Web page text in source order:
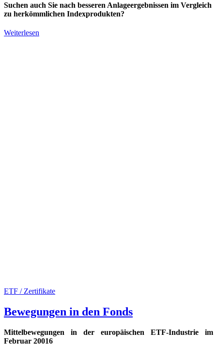
Suchen auch Sie nach besseren Anlageergebnissen im Vergleich
zu herkömmlichen Indexprodukten?
Weiterlesen
ETF / Zertifikate
Bewegungen in den Fonds
Mittelbewegungen in der europäischen ETF-Industrie im
Februar 20016